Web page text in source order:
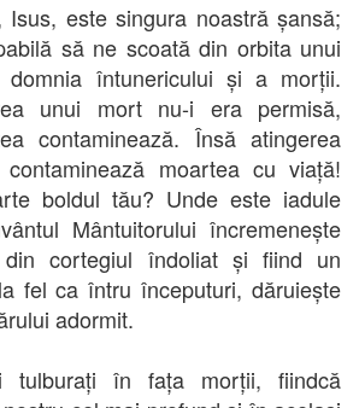
Isus, este singura noastră șansă;
să ne scoată din orbita unui
întunericului și a morții.
unui mort nu-i era permisă,
contaminează. Însă atingerea
moartea cu viață!
boldul tău? Unde este iadule
Mântuitorului încremenește
din cortegiul îndoliat și fiind un
fel ca întru începuturi, dăruiește
adormit.
tulburați în fața morții, fiindcă